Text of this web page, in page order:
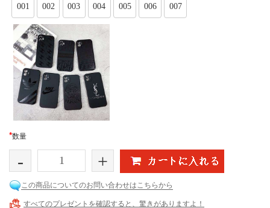
001 002 003 004 005 006 007
*数量
- +
この商品についてのお問い合わせはこちらから
すべてのプレゼントを確認すると、驚きがありますよ！